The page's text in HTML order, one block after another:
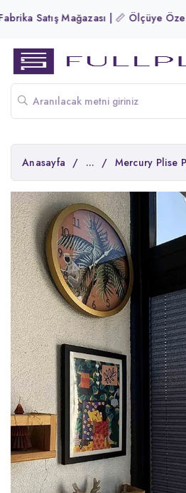
Satış Mağazası | 📏 Ölçüye
Anasayfa / ... / Mercury Plise